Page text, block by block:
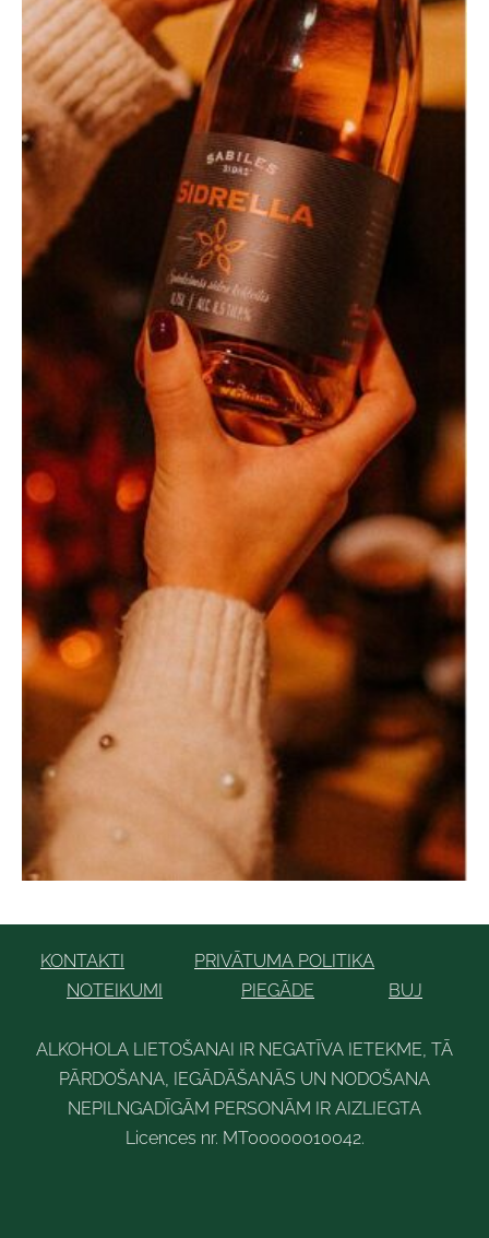
KONTAKTI
PRIVĀTUMA POLITIKA
NOTEIKUMI
PIEGĀDE BUJ
ALKOHOLA LIETOŠANAI IR NEGATĪVA IETEKME, TĀ
PĀRDOŠANA, IEGĀDĀŠANĀS UN NODOŠANA
NEPILNGADĪGĀM PERSONĀM IR AIZLIEGTA
Licences nr. MT00000010042.